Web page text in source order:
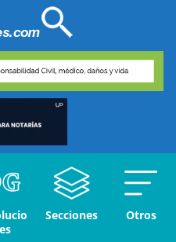
Secciones Otros